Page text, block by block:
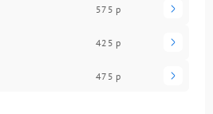
575 р
425 р
475 р